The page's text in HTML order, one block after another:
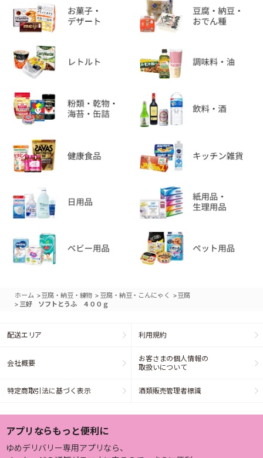
ホーム >豆腐・納豆・練物 > 豆腐・納豆・こんにゃく >豆腐
> 三好 ソフトとうふ ４００ｇ
配送エリア 利用規約
会社概要
お客さまの個人情報の
取扱いについて
特定商取引法に基づく表示 酒類販売管理者標識
アプリならもっと便利に
ゆめデリバリー専用アプリなら、